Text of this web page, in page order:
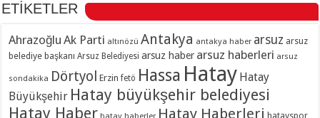
ETİKETLER
Ahrazoğlu Ak Parti altınözü Antakya antakya haber arsuz arsuz
belediye başkanı Arsuz Belediyesi arsuz haber arsuz haberleri arsuz
sondakika Dörtyol Erzin fetö Hassa Hatay Hatay
Büyükşehir Hatay büyükşehir belediyesi
Hatay Haber hatay haberler Hatay Haberleri hatayspor